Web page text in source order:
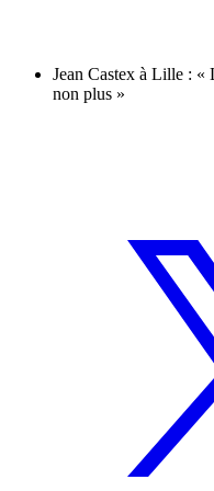
Jean Castex à Lille : «
non plus »